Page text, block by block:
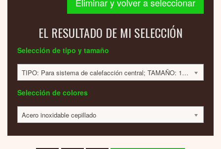
EL RESULTADO DE MI SELECCIÓN
Selección de tipo y tamaño
TIPO: Para sistema de calefacción central; TAMAÑO: 1663x381x47mm; 608 VATIOS; 2128 EUR
Selección de colores
Acero inoxidable cepillado